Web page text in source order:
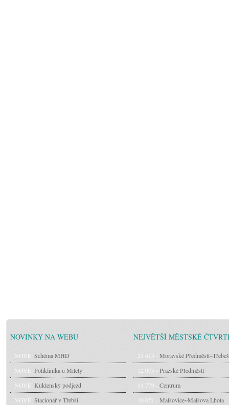
NOVINKY NA WEBU
NOVÉ: Schéma MHD
NOVÉ: Poliklinika u Milety
NOVÉ: Kuklenský podjezd
NOVÉ: Stacionář v Třebši
NEJVĚTŠÍ MĚSTSKÉ
23 413 - Moravské Předměstí~Třebeš
12 975 - Pražské Předměstí
11 779 - Centrum
10 021 - Malšovice~Malšova Lhota